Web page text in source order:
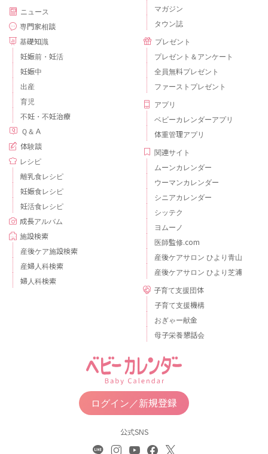
ニュース
専門家相談
基礎知識
妊娠前・妊活
妊娠中
出産
育児
不妊・不妊治療
Ｑ＆Ａ
体験談
レシピ
離乳食レシピ
妊娠食レシピ
妊活食レシピ
成長アルバム
施設検索
産後ケア施設検索
産婦人科検索
婦人科検索
マガジン
タウン誌
プレゼント
プレゼント＆アンケート
全員無料プレゼント
ファーストプレゼント
アプリ
ベビーカレンダーアプリ
体重管理アプリ
関連サイト
ムーンカレンダー
ウーマンカレンダー
シニアカレンダー
シッテク
ヨムーノ
医師監修.com
産後ケアサロン ひより青山
産後ケアサロン ひより芝浦
子育て支援団体
子育て支援機構
おぎゃー献金
母子栄養懇話会
ログイン／新規登録
公式SNS